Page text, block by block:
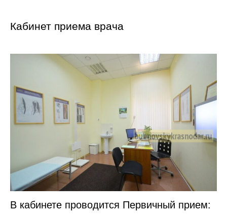
Кабинет приема врача
В кабинете проводится Первичный прием: